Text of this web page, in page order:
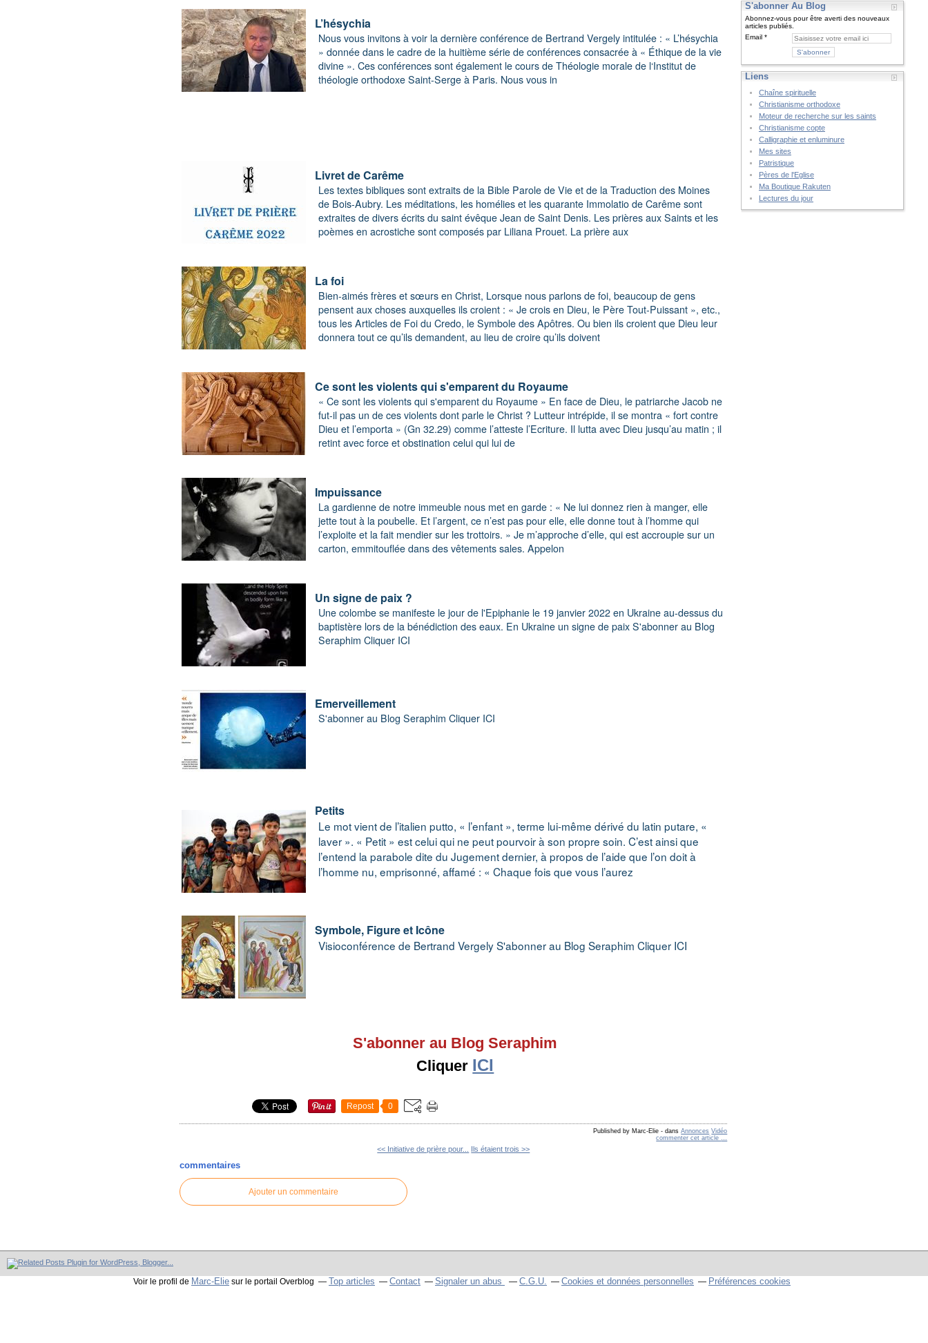
L’hésychia
Nous vous invitons à voir la dernière conférence de Bertrand Vergely intitulée : « L’hésychia
» donnée dans le cadre de la huitième série de conférences consacrée à « Éthique de la vie
divine ». Ces conférences sont également le cours de Théologie morale de l‘Institut de
théologie orthodoxe Saint-Serge à Paris. Nous vous in
Livret de Carême
Les textes bibliques sont extraits de la Bible Parole de Vie et de la Traduction des Moines
de Bois-Aubry. Les méditations, les homélies et les quarante Immolatio de Carême sont
extraites de divers écrits du saint évêque Jean de Saint Denis. Les prières aux Saints et les
poèmes en acrostiche sont composés par Liliana Prouet. La prière aux
La foi
Bien-aimés frères et sœurs en Christ, Lorsque nous parlons de foi, beaucoup de gens
pensent aux choses auxquelles ils croient : « Je crois en Dieu, le Père Tout-Puissant », etc.,
tous les Articles de Foi du Credo, le Symbole des Apôtres. Ou bien ils croient que Dieu leur
donnera tout ce qu’ils demandent, au lieu de croire qu’ils doivent
Ce sont les violents qui s'emparent du Royaume
« Ce sont les violents qui s'emparent du Royaume » En face de Dieu, le patriarche Jacob ne
fut-il pas un de ces violents dont parle le Christ ? Lutteur intrépide, il se montra « fort contre
Dieu et l’emporta » (Gn 32.29) comme l’atteste l’Ecriture. Il lutta avec Dieu jusqu’au matin ; il
retint avec force et obstination celui qui lui de
Impuissance
La gardienne de notre immeuble nous met en garde : « Ne lui donnez rien à manger, elle
jette tout à la poubelle. Et l’argent, ce n’est pas pour elle, elle donne tout à l’homme qui
l’exploite et la fait mendier sur les trottoirs. » Je m’approche d’elle, qui est accroupie sur un
carton, emmitouflée dans des vêtements sales. Appelon
Un signe de paix ?
Une colombe se manifeste le jour de l'Epiphanie le 19 janvier 2022 en Ukraine au-dessus du
baptistère lors de la bénédiction des eaux. En Ukraine un signe de paix S'abonner au Blog
Seraphim Cliquer ICI
Emerveillement
S'abonner au Blog Seraphim Cliquer ICI
Petits
Le mot vient de l’italien putto, « l’enfant », terme lui-même dérivé du latin putare, «
laver ». « Petit » est celui qui ne peut pourvoir à son propre soin. C’est ainsi que
l’entend la parabole dite du Jugement dernier, à propos de l’aide que l’on doit à
l’homme nu, emprisonné, affamé : « Chaque fois que vous l’aurez
Symbole, Figure et Icône
Visioconférence de Bertrand Vergely S'abonner au Blog Seraphim Cliquer ICI
S'abonner au Blog Seraphim
Cliquer ICI
Repost 0
Published by Marc-Elie - dansAnnonces Vidéo
commenter cet article
<< Initiative de prière pour... Ils étaient trois >>
commentaires
Ajouter un commentaire
S'abonner Au Blog
Abonnez-vous pour être averti des nouveaux
articles publiés.
Email
Liens
Chaîne spirituelle
Christianisme orthodoxe
Moteur de recherche sur les saints
Christianisme copte
Calligraphie et enluminure
Mes sites
Patristique
Pères de l'Eglise
Ma Boutique Rakuten
Lectures du jour
Voir le profil de Marc-Elie sur le portail Overblog Top articles Contact Signaler un abus C.G.U. Cookies et données personnelles Préférences cookies